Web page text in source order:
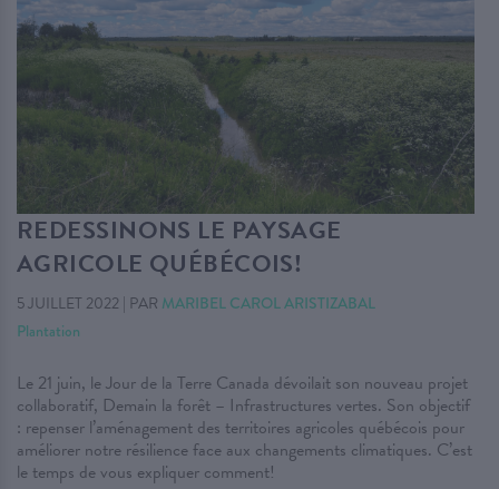
REDESSINONS LE PAYSAGE
AGRICOLE QUÉBÉCOIS!
5 JUILLET 2022 | PAR MARIBEL CAROL ARISTIZABAL
Plantation
Le 21 juin, le Jour de la Terre Canada dévoilait son nouveau projet
collaboratif, Demain la forêt – Infrastructures vertes. Son objectif
: repenser l’aménagement des territoires agricoles québécois pour
améliorer notre résilience face aux changements climatiques. C’est
le temps de vous expliquer comment!